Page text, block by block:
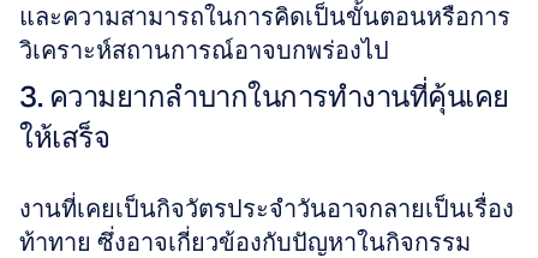
และความสามารถในการคิดเป็นขั้นตอนหรือการ
วิเคราะห์สถานการณ์อาจบกพร่องไป
3. ความยากลำบากในการทำงานที่คุ้นเคย
ให้เสร็จ
งานที่เคยเป็นกิจวัตรประจำวันอาจกลายเป็นเรื่อง
ท้าทาย ซึ่งอาจเกี่ยวข้องกับปัญหาในกิจกรรม